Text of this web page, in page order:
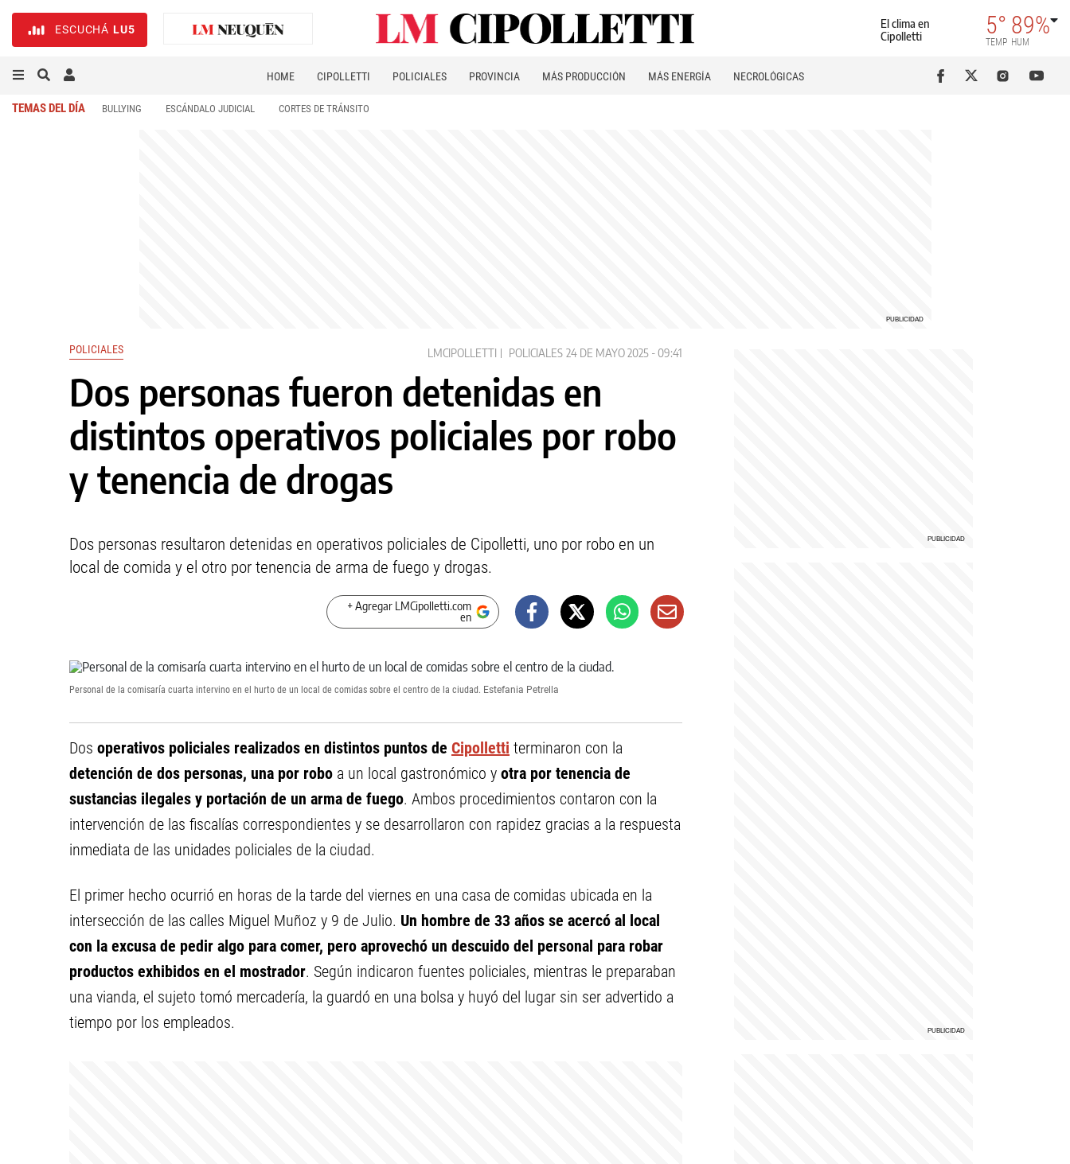
ESCUCHÁ LU5
El clima en
Cipolletti
5°
TEMP
89%
HUM
HOME CIPOLLETTI POLICIALES PROVINCIA MÁS PRODUCCIÓN MÁS ENERGÍA NECROLÓGICAS
TEMAS DEL DÍA BULLYING ESCÁNDALO JUDICIAL CORTES DE TRÁNSITO
POLICIALES LMCIPOLLETTI POLICIALES 24 DE MAYO 2025 - 09:41
Dos personas fueron detenidas en
distintos operativos policiales por robo
y tenencia de drogas
Dos personas resultaron detenidas en operativos policiales de Cipolletti, uno por robo en un
local de comida y el otro por tenencia de arma de fuego y drogas.
+ Agregar LMCipolletti.com
en
Personal de la comisaría cuarta intervino en el hurto de un local de comidas sobre el centro de la ciudad. Estefania Petrella
Dos operativos policiales realizados en distintos puntos de Cipolletti terminaron con la
detención de dos personas, una por robo a un local gastronómico y otra por tenencia de
sustancias ilegales y portación de un arma de fuego. Ambos procedimientos contaron con la
intervención de las fiscalías correspondientes y se desarrollaron con rapidez gracias a la respuesta
inmediata de las unidades policiales de la ciudad.
El primer hecho ocurrió en horas de la tarde del viernes en una casa de comidas ubicada en la
intersección de las calles Miguel Muñoz y 9 de Julio. Un hombre de 33 años se acercó al local
con la excusa de pedir algo para comer, pero aprovechó un descuido del personal para robar
productos exhibidos en el mostrador. Según indicaron fuentes policiales, mientras le preparaban
una vianda, el sujeto tomó mercadería, la guardó en una bolsa y huyó del lugar sin ser advertido a
tiempo por los empleados.